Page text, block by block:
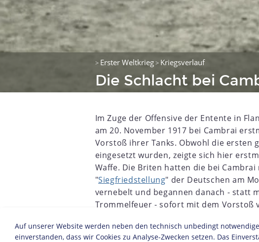
> Erster Weltkrieg> Kriegsverlauf
Die Schlacht bei
Im Zuge der Offensive der Entente in
am 20. November 1917 bei Cambrai
Vorstoß ihrer Tanks. Obwohl die ersten
eingesetzt wurden, zeigte sich hier
Waffe. Die Briten hatten die bei
"Siegfriedstellung" der Deutschen am
vernebelt und begannen danach - statt
Trommelfeuer - sofort mit dem Vorstoß
1902 1903 1904 1905 1906 1907
Die Panzer überrollten die Drahtverhaue und
Auf unserer Website werden neben den technisch unbedingt
einverstanden, dass wir Cookies zu Analyse-Zwecken setzen. Das